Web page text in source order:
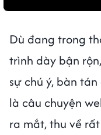
Dù đang trong
trình dày bận
sự chú ý, bàn
là câu chuyện
ra mắt, thu về